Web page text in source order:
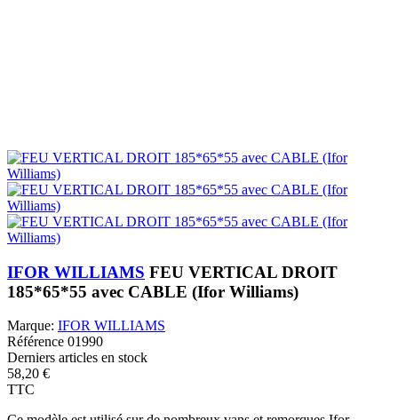
IFOR WILLIAMS FEU VERTICAL DROIT
185*65*55 avec CABLE (Ifor Williams)
Marque: IFOR WILLIAMS
Référence 01990
Derniers articles en stock
58,20 €
TTC